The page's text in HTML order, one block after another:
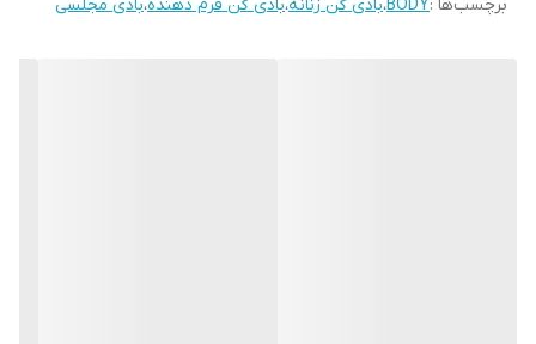
برچسب‌ها :BODY،بادی گن زنانه،بادی گن فرم دهنده،بادی مجلسی